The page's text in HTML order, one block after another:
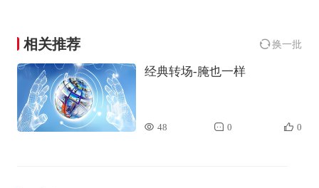
相关推荐 换一批
经典转场-腌也一样
48 0 0